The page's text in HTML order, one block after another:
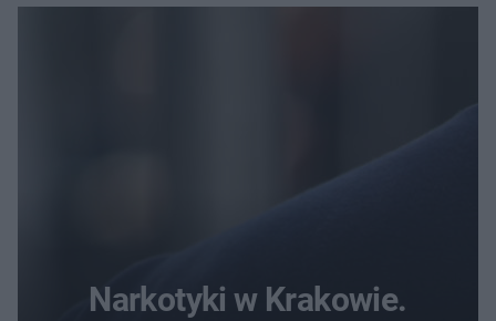
Narkotyki w Krakowie.